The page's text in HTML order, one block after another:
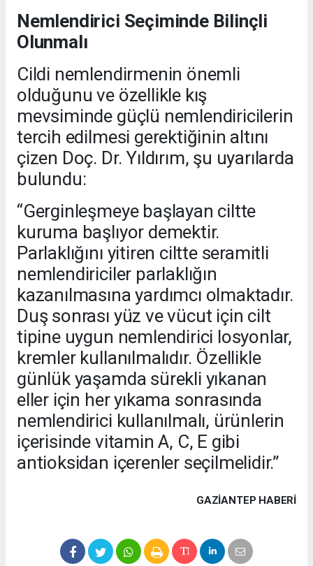
Nemlendirici Seçiminde Bilinçli
Olunmalı
Cildi nemlendirmenin önemli
olduğunu ve özellikle kış
mevsiminde güçlü nemlendiricilerin
tercih edilmesi gerektiğinin altını
çizen Doç. Dr. Yıldırım, şu uyarılarda
bulundu:
“Gerginleşmeye başlayan ciltte
kuruma başlıyor demektir.
Parlaklığını yitiren ciltte seramitli
nemlendiriciler parlaklığın
kazanılmasına yardımcı olmaktadır.
Duş sonrası yüz ve vücut için cilt
tipine uygun nemlendirici losyonlar,
kremler kullanılmalıdır. Özellikle
günlük yaşamda sürekli yıkanan
eller için her yıkama sonrasında
nemlendirici kullanılmalı, ürünlerin
içerisinde vitamin A, C, E gibi
antioksidan içerenler seçilmelidir.”
GAZIANTEP HABERİ